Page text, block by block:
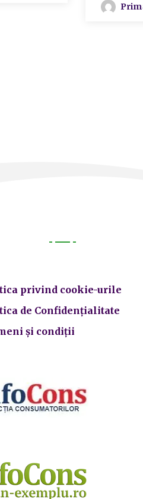
privind cookie-urile
de Confidențialitate
și condiții